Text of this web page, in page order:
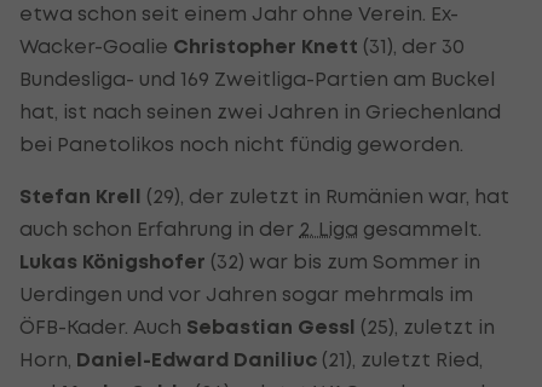
etwa schon seit einem Jahr ohne Verein. Ex-
Wacker-Goalie Christopher Knett (31), der 30
Bundesliga- und 169 Zweitliga-Partien am Buckel
hat, ist nach seinen zwei Jahren in Griechenland
bei Panetolikos noch nicht fündig geworden.
Stefan Krell (29), der zuletzt in Rumänien war, hat
auch schon Erfahrung in der 2. Liga gesammelt.
Lukas Königshofer (32) war bis zum Sommer in
Uerdingen und vor Jahren sogar mehrmals im
ÖFB-Kader. Auch Sebastian Gessl (25), zuletzt in
Horn, Daniel-Edward Daniliuc (21), zuletzt Ried,